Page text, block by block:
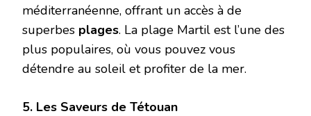
méditerranéenne, offrant un accès à de
superbes plages. La plage Martil est l’une des
plus populaires, où vous pouvez vous
détendre au soleil et profiter de la mer.
5. Les Saveurs de Tétouan